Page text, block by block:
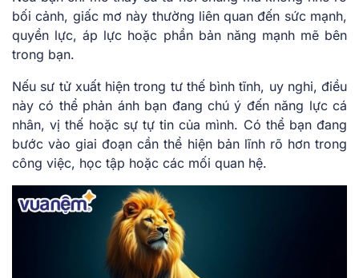
bối cảnh, giấc mơ này thường liên quan đến sức mạnh,
quyền lực, áp lực hoặc phần bản năng mạnh mẽ bên
trong bạn.
Nếu sư tử xuất hiện trong tư thế bình tĩnh, uy nghi, điều
này có thể phản ánh bạn đang chú ý đến năng lực cá
nhân, vị thế hoặc sự tự tin của mình. Có thể bạn đang
bước vào giai đoạn cần thể hiện bản lĩnh rõ hơn trong
công việc, học tập hoặc các mối quan hệ.